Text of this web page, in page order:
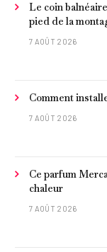
Le coin
pied de la
poisson et
7 AOÛT 2026
Comment
7 AOÛT 2026
Ce parfum
chaleur
7 AOÛT 2026